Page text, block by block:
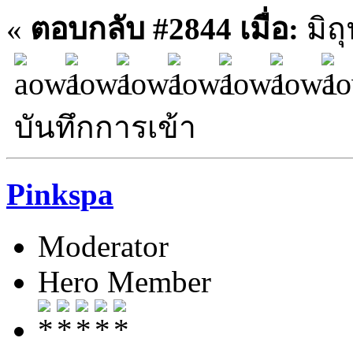
« ตอบกลับ #2844 เมื่อ: มิถุ
บันทึกการเข้า
Pinkspa
Moderator
Hero Member